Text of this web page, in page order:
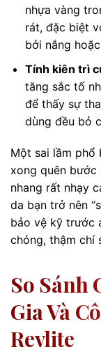
nhựa vàng
rát, đặc biệt
bởi nắng
Tính kiên trì
tăng sắc tố
để thấy sự
dùng đều bỏ
Một sai lầm phổ
xong quên bước
nhang rất nhạy
da bạn trở nên
bảo vệ kỹ trước
chóng, thậm chí
So Sánh
Gia Và
Revlite